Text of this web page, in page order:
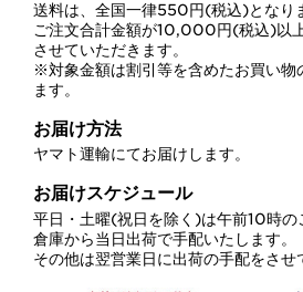
送料は、全国一律550円(税込)となり
ご注文合計金額が10,000円(税込)以
させていただきます。
※対象金額は割引等を含めたお買い物
ます。
お届け方法
ヤマト運輸にてお届けします。
お届けスケジュール
平日・土曜(祝日を除く)は午前10時の
倉庫から当日出荷で手配いたします。
その他は翌営業日に出荷の手配をさせ